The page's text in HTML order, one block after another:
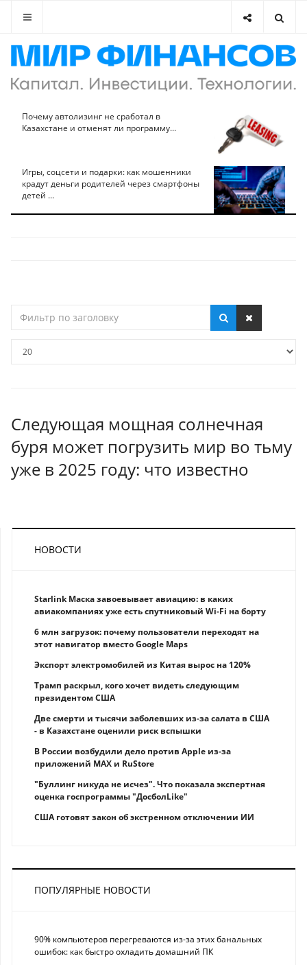
Почему автолизинг не сработал в
Казахстане и отменят ли программу...
Игры, соцсети и подарки: как мошенники
крадут деньги родителей через смартфоны
детей ...
по
Следующая мощная солнечная
буря может погрузить мир во тьму
уже в 2025 году: что известно
НОВОСТИ
Starlink Маска завоевывает авиацию: в каких
авиакомпаниях уже есть спутниковый Wi-Fi на борту
6 млн загрузок: почему пользователи переходят на
этот навигатор вместо Google Maps
Экспорт электромобилей из Китая вырос на 120%
Трамп раскрыл, кого хочет видеть следующим
президентом США
Две смерти и тысячи заболевших из-за салата в США
- в Казахстане оценили риск вспышки
В России возбудили дело против Apple из-за
приложений MAX и RuStore
"Буллинг никуда не исчез". Что показала экспертная
оценка госпрограммы "ДосболLike"
США готовят закон об экстренном отключении ИИ
ПОПУЛЯРНЫЕ НОВОСТИ
90% компьютеров перегреваются из-за этих банальных
ошибок: как быстро охладить домашний ПК